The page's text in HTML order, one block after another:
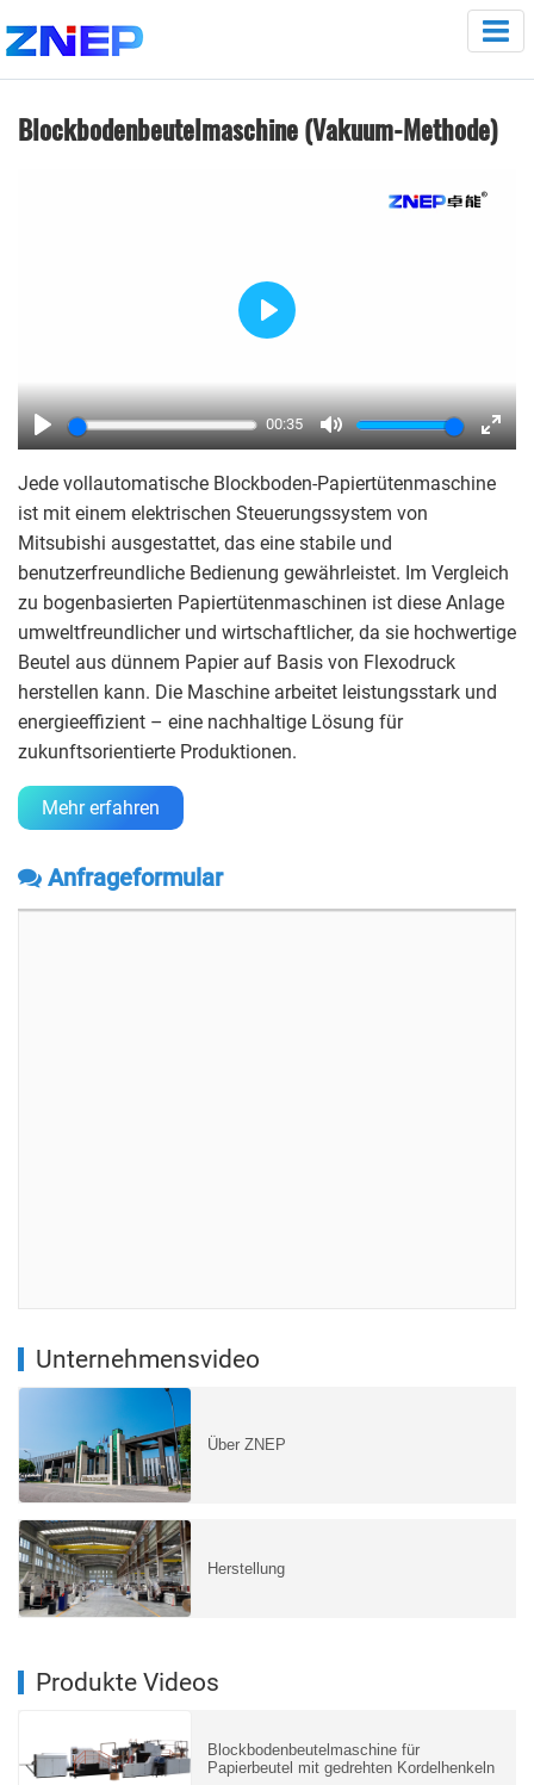
Blockbodenbeutelmaschine (Vakuum-Methode)
Play
00:35
Mute
Enter
Play
Jede vollautomatische Blockboden-Papiertütenmaschine
ist mit einem elektrischen Steuerungssystem von
Mitsubishi ausgestattet, das eine stabile und
benutzerfreundliche Bedienung gewährleistet. Im Vergleich
zu bogenbasierten Papiertütenmaschinen ist diese Anlage
umweltfreundlicher und wirtschaftlicher, da sie hochwertige
Beutel aus dünnem Papier auf Basis von Flexodruck
herstellen kann. Die Maschine arbeitet leistungsstark und
energieeffizient – eine nachhaltige Lösung für
zukunftsorientierte Produktionen.
Mehr erfahren
Anfrageformular
Unternehmensvideo
Über ZNEP
Herstellung
Produkte Videos
Blockbodenbeutelmaschine für
Papierbeutel mit gedrehten Kordelhenkeln